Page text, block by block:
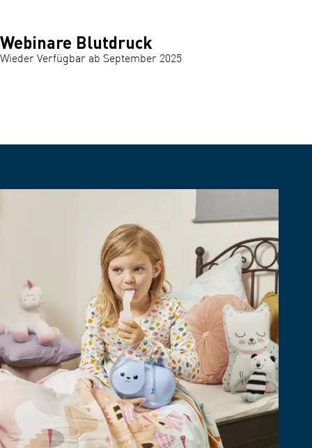
Webinare Blutdruck
Wieder Verfügbar ab September 2025